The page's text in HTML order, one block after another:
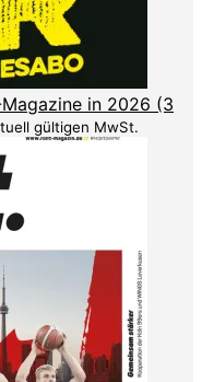
in 2026 (3
gültigen MwSt.